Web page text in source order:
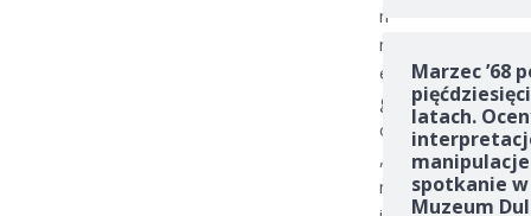
n
n
e
g
o
,
n
Marzec ’68
latach.
spotkanie w
Muzeum